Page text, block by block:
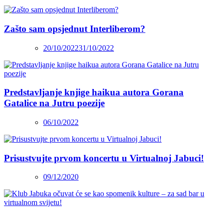
Zašto sam opsjednut Interliberom?
20/10/202231/10/2022
Predstavljanje knjige haikua autora Gorana
Gatalice na Jutru poezije
06/10/2022
Prisustvujte prvom koncertu u Virtualnoj Jabuci!
09/12/2020